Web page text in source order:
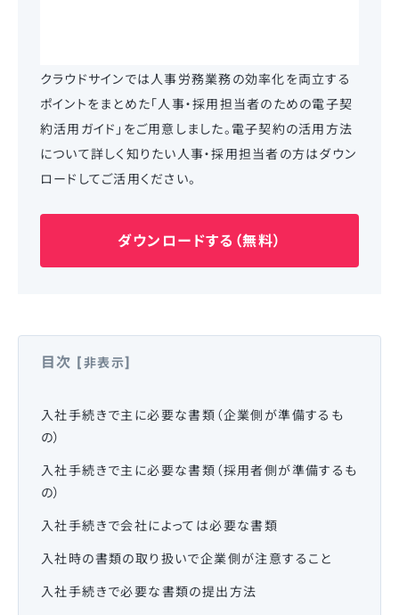
クラウドサインでは人事労務業務の効率化を両立する
ポイントをまとめた「人事・採用担当者のための電子契
約活用ガイド」をご用意しました。電子契約の活用方法
について詳しく知りたい人事・採用担当者の方はダウン
ロードしてご活用ください。
ダウンロードする（無料）
目次 [非表示]
入社手続きで主に必要な書類（企業側が準備するも
の）
入社手続きで主に必要な書類（採用者側が準備するも
の）
入社手続きで会社によっては必要な書類
入社時の書類の取り扱いで企業側が注意すること
入社手続きで必要な書類の提出方法